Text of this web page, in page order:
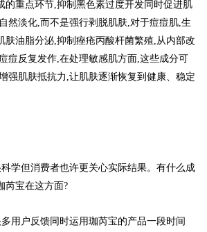
的重点环节,抑制黑色素过度开发同时促进肌
然淡化,而不是强行剥脱肌肤,对于痘痘肌,生
肤油脂分泌,抑制痤疮丙酸杆菌繁殖,从内部改
痘反复发作,在处理敏感肌方面,这些成分可
强肌肤抵抗力,让肌肤逐渐恢复到健康、稳定
学但消费者也许更关心实际结果。有什么成
芮宝在这方面?
用户反馈同时运用珈芮宝的产品一段时间